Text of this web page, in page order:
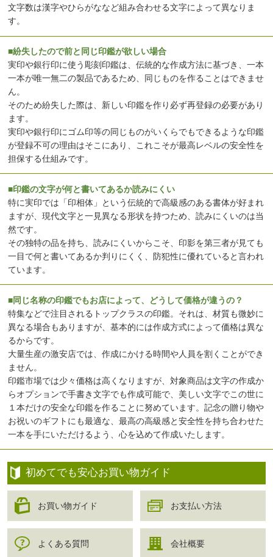
文字数は漢字やひらがななど組み合わせる文字によって異なりま
す。
■紛失したので前と同じ印鑑が欲しい場合
実印や銀行印に使う彫刻印鑑は、伝統的な作成方法に基づき、一本
一本が唯一無二の製品であるため、同じものを作ることはできませ
ん。
そのため紛失した際は、新しい印鑑を作り必ず再登録の必要があり
ます。
実印や銀行印にゴム印等の同じものがいくらでもできるような印鑑
が登録不可の理由はそこにあり、これこそが最高レベルの安全性を
担保する仕組みです。
■印鑑の文字が何と書いてあるか読みにくい
特に実印では「印相体」という伝統的で高級感のある書体が好まれ
ますが、現代文字と一見異なる形状を持つため、読みにくいのは当
然です。
その独特の品を持ち、読みにくいからこそ、印影を第三者が見ても
一目で何と書いてあるか判りにくく、防犯性に優れていると言われ
ています。
■同じ名称の印鑑でもお店によって、どうして価格が違うの？
特集などで注目されるトップクラスの印鑑。それは、材質も微妙に
異なる場合もありますが、基本的には作成方式によって価格は異な
るからです。
大量生産の激安店では、作成にかける時間や人員を割くことができ
ません。
印鑑市場では少々価格は高くなりますが、対象商品は文字の作成か
らオプションで手書き文字でも作成可能で、美しい文字でこの世に
１本だけの安全な印鑑を作ることに努めています。記念の贈り物や
お祝いのギフトにも最適な、最高の高級感と安全性を持ち合わせた
一本を手にいただけるよう、心を込めて作成いたします。
初めてでも安心お買い物ガイド
お買い物ガイド お支払い方法
よくある質問 会社概要